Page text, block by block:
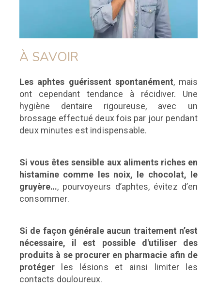
À SAVOIR
Les aphtes guérissent spontanément, mais
ont cependant tendance à récidiver. Une
hygiène dentaire rigoureuse, avec un
brossage effectué deux fois par jour pendant
deux minutes est indispensable.
Si vous êtes sensible aux aliments riches en
histamine comme les noix, le chocolat, le
gruyère…, pourvoyeurs d’aphtes, évitez d’en
consommer.
Si de façon générale aucun traitement n’est
nécessaire, il est possible d'utiliser des
produits à se procurer en pharmacie afin de
protéger
les lésions et ainsi limiter les
contacts douloureux.